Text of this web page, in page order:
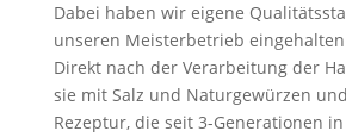
Dabei haben wir eigene
unseren Meisterbetrieb
Direkt nach der Verarbeitung der
sie mit Salz und Naturgewürzen
Rezeptur, die seit 3-Generationen